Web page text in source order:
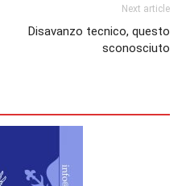
Next article
Disavanzo tecnico, questo
sconosciuto